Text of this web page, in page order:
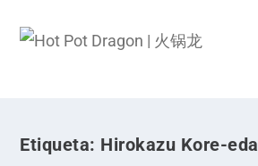
Etiqueta: Hirokazu Kore-eda